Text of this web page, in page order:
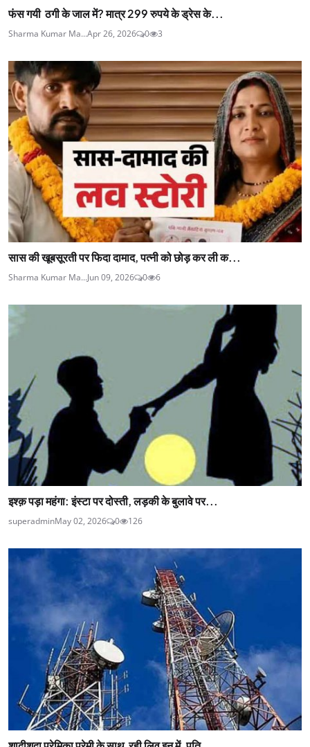
फंस गयी ठगी के जाल में? मात्र 299 रुपये के ड्रेस के...
Sharma Kumar Ma...Apr 26, 2026 0 3
सास की खूबसूरती पर फिदा दामाद, पत्नी को छोड़ कर ली क...
Sharma Kumar Ma...Jun 09, 2026 0 6
इश्क़ पड़ा महंगा: इंस्टा पर दोस्ती, लड़की के बुलावे पर...
superadminMay 02, 2026 0 126